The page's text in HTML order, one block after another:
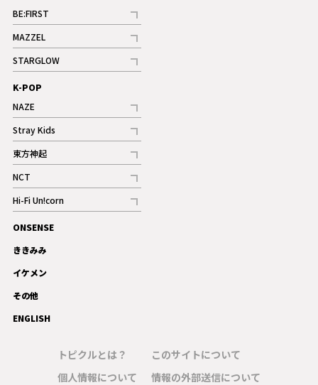
BE:FIRST
記事
ギャラリー
MAZZEL
記事
ギャラリー
STARGLOW
記事
K-POP
NAZE
記事
Stray Kids
記事
東方神起
記事
NCT
記事
Hi-Fi Un!corn
記事
ギャラリー
ONSENSE
ききみみ
イケメン
その他
ENGLISH
トピクルとは？
個人情報について
このサイトについて
情報の外部送信について